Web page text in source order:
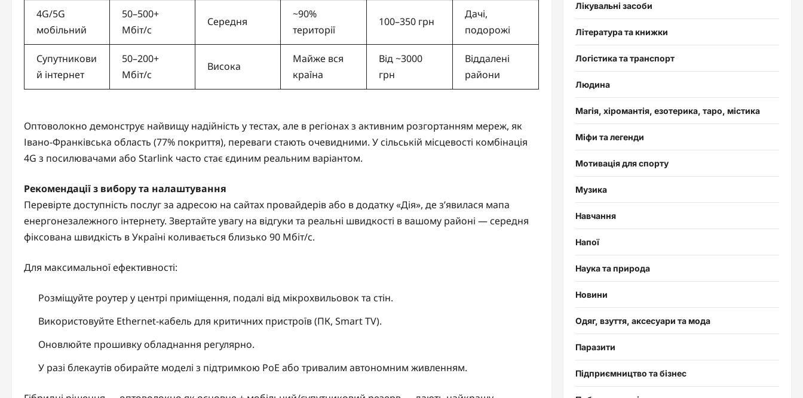
4G/5G
мобільний
50–500+
Мбіт/с
Середня
~90%
території
100–350 грн
Дачі,
подорожі
Супутникови
й інтернет
50–200+
Мбіт/с
Висока
Майже вся
країна
Від ~3000
грн
Віддалені
райони
Оптоволокно демонструє найвищу надійність у тестах, але в регіонах з активним розгортанням мереж, як
Івано-Франківська область (77% покриття), переваги стають очевидними. У сільській місцевості комбінація
4G з посилювачами або Starlink часто стає єдиним реальним варіантом.
Рекомендації з вибору та налаштування
Перевірте доступність послуг за адресою на сайтах провайдерів або в додатку «Дія», де з’явилася мапа
енергонезалежного інтернету. Звертайте увагу на відгуки та реальні швидкості в вашому районі — середня
фіксована швидкість в Україні коливається близько 90 Мбіт/с.
Для максимальної ефективності:
Розміщуйте роутер у центрі приміщення, подалі від мікрохвильовок та стін.
Використовуйте Ethernet-кабель для критичних пристроїв (ПК, Smart TV).
Оновлюйте прошивку обладнання регулярно.
У разі блекаутів обирайте моделі з підтримкою PoE або тривалим автономним живленням.
Лікувальні засоби
Література та книжки
Логістика та транспорт
Людина
Магія, хіромантія, езотерика, таро, містика
Міфи та легенди
Мотивація для спорту
Музика
Навчання
Напої
Наука та природа
Новини
Одяг, взуття, аксесуари та мода
Паразити
Підприємництво та бізнес